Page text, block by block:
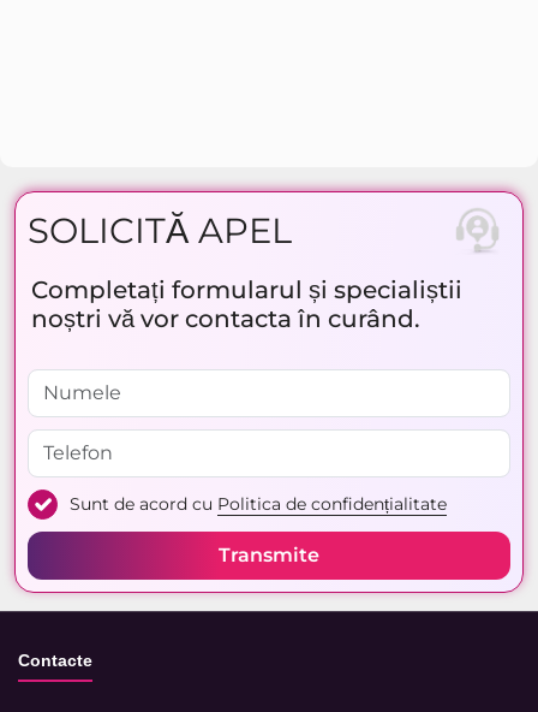
SOLICITĂ APEL
Completați formularul și specialiștii
noștri vă vor contacta în curând.
Sunt de acord cu Politica de confidențialitate
Transmite
Contacte